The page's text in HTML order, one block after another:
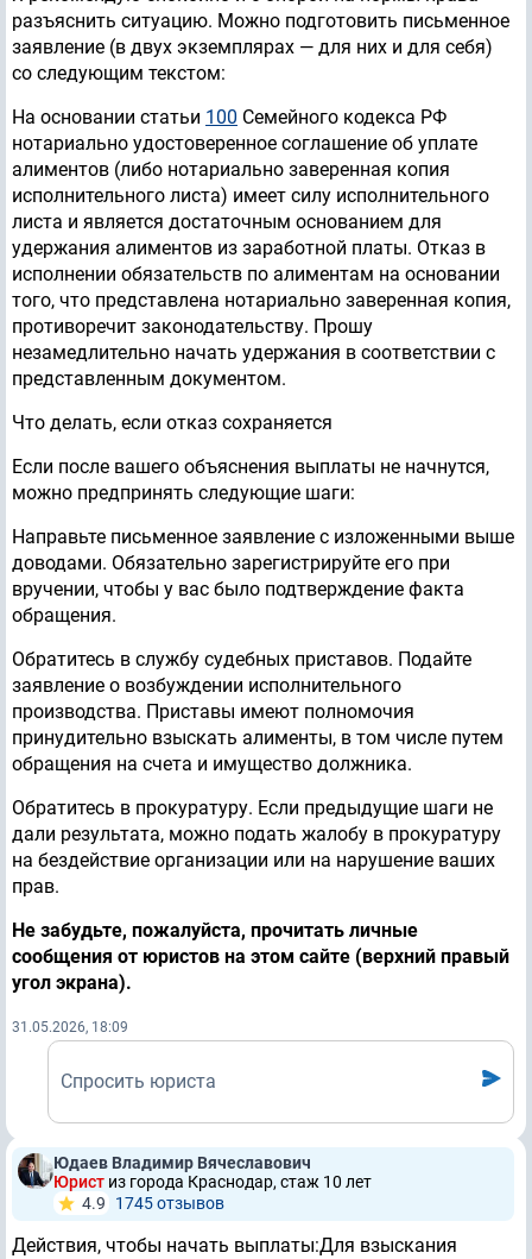
разъяснить ситуацию. Можно подготовить письменное
заявление (в двух экземплярах — для них и для себя)
со следующим текстом:
На основании статьи 100 Семейного кодекса РФ
нотариально удостоверенное соглашение об уплате
алиментов (либо нотариально заверенная копия
исполнительного листа) имеет силу исполнительного
листа и является достаточным основанием для
удержания алиментов из заработной платы. Отказ в
исполнении обязательств по алиментам на основании
того, что представлена нотариально заверенная копия,
противоречит законодательству. Прошу
незамедлительно начать удержания в соответствии с
представленным документом.
Что делать, если отказ сохраняется
Если после вашего объяснения выплаты не начнутся,
можно предпринять следующие шаги:
Направьте письменное заявление с изложенными выше
доводами. Обязательно зарегистрируйте его при
вручении, чтобы у вас было подтверждение факта
обращения.
Обратитесь в службу судебных приставов. Подайте
заявление о возбуждении исполнительного
производства. Приставы имеют полномочия
принудительно взыскать алименты, в том числе путем
обращения на счета и имущество должника.
Обратитесь в прокуратуру. Если предыдущие шаги не
дали результата, можно подать жалобу в прокуратуру
на бездействие организации или на нарушение ваших
прав.
Не забудьте, пожалуйста, прочитать личные
сообщения от юристов на этом сайте (верхний правый
угол экрана).
31.05.2026, 18:09
Спросить юриста
Юдаев Владимир Вячеславович
Юрист из города Краснодар, стаж 10 лет
4.9
1745 отзывов
Действия, чтобы начать выплаты:Для взыскания